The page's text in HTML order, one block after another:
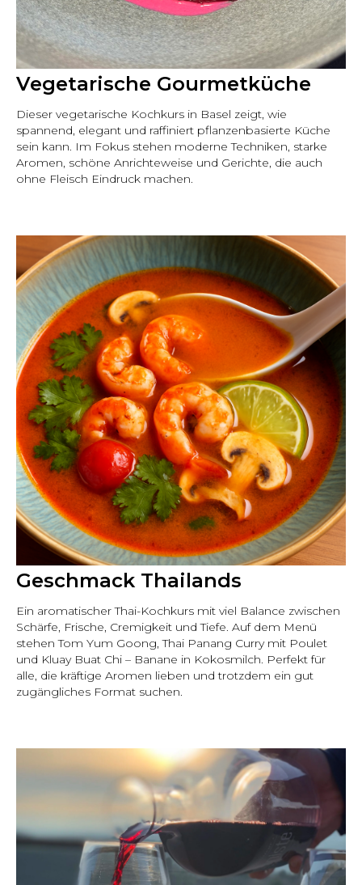
Vegetarische Gourmetküche
Dieser vegetarische Kochkurs in Basel zeigt, wie
spannend, elegant und raffiniert pflanzenbasierte Küche
sein kann. Im Fokus stehen moderne Techniken, starke
Aromen, schöne Anrichteweise und Gerichte, die auch
ohne Fleisch Eindruck machen.
Geschmack Thailands
Ein aromatischer Thai-Kochkurs mit viel Balance zwischen
Schärfe, Frische, Cremigkeit und Tiefe. Auf dem Menü
stehen Tom Yum Goong, Thai Panang Curry mit Poulet
und Kluay Buat Chi – Banane in Kokosmilch. Perfekt für
alle, die kräftige Aromen lieben und trotzdem ein gut
zugängliches Format suchen.